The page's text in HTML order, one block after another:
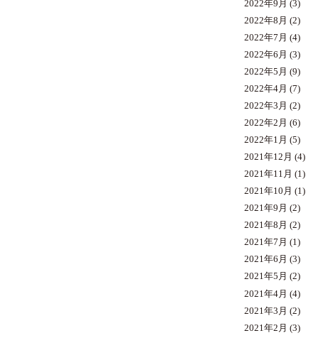
2022年9月 (3)
2022年8月 (2)
2022年7月 (4)
2022年6月 (3)
2022年5月 (9)
2022年4月 (7)
2022年3月 (2)
2022年2月 (6)
2022年1月 (5)
2021年12月 (4)
2021年11月 (1)
2021年10月 (1)
2021年9月 (2)
2021年8月 (2)
2021年7月 (1)
2021年6月 (3)
2021年5月 (2)
2021年4月 (4)
2021年3月 (2)
2021年2月 (3)